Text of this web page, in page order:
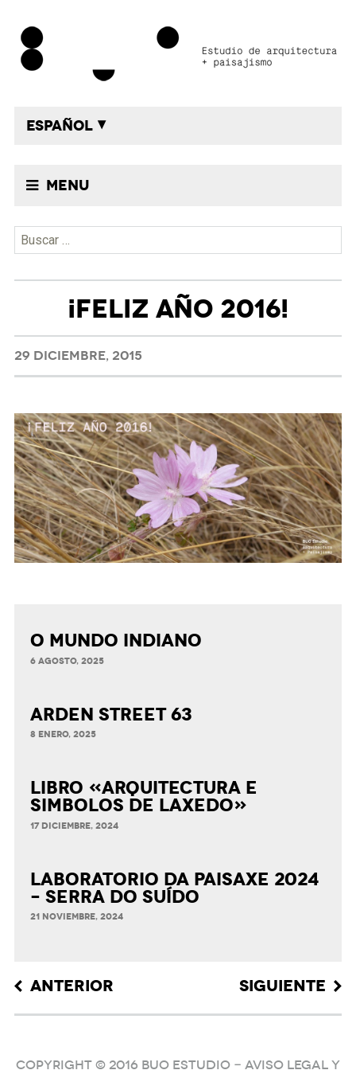
ESPAÑOL
Menu
Buscar:
¡FELIZ AÑO 2016!
29 DICIEMBRE, 2015
O MUNDO INDIANO
6 AGOSTO, 2025
ARDEN STREET 63
8 ENERO, 2025
LIBRO «ARQUITECTURA E
SIMBOLOS DE LAXEDO»
17 DICIEMBRE, 2024
LABORATORIO DA PAISAXE 2024
– SERRA DO SUÍDO
21 NOVIEMBRE, 2024
Post
navigation
ANTERIOR SIGUIENTE
COPYRIGHT © 2016 BUO ESTUDIO - Aviso Legal y